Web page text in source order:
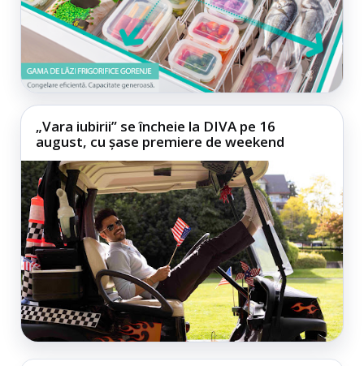
„Vara iubirii” se încheie la DIVA pe 16
august, cu șase premiere de weekend